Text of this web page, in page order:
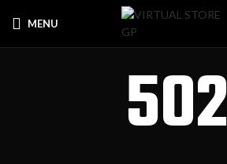
MENU
502